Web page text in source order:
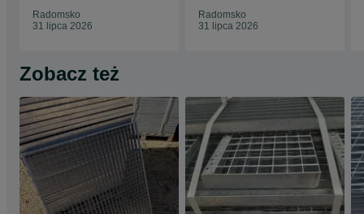
Radomsko
31 lipca 2026
Radomsko
31 lipca 2026
Zobacz też